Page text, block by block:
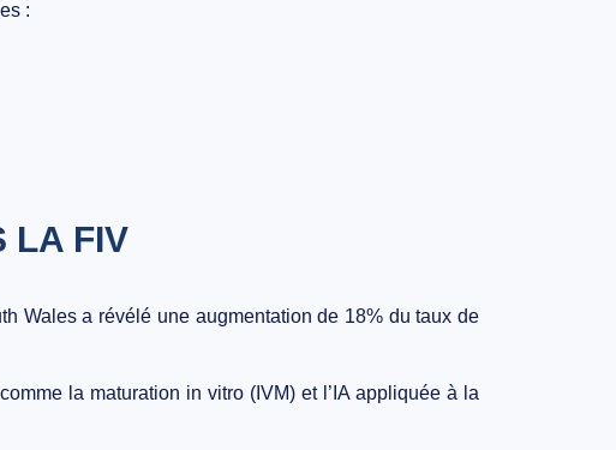
:
LA FIV
Wales a révélé une augmentation de 18% du taux de
la maturation in vitro (IVM)et l’ IA appliquée à la